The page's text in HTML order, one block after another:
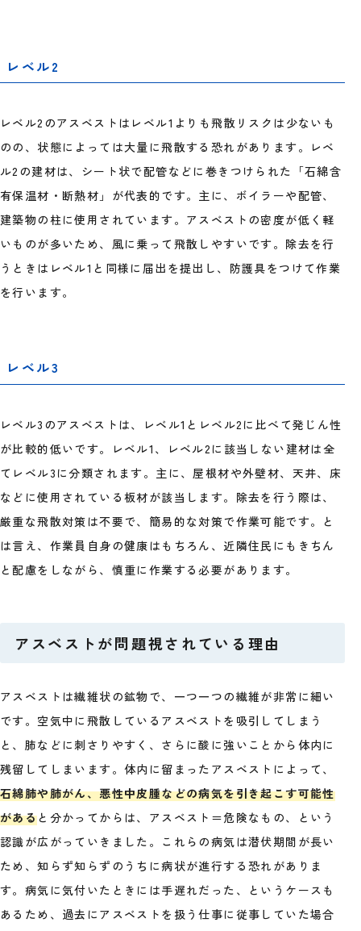
レベル2
レベル2のアスベストはレベル1よりも飛散リスクは少ないも
のの、状態によっては大量に飛散する恐れがあります。レベ
ル2の建材は、シート状で配管などに巻きつけられた「石綿含
有保温材・断熱材」が代表的です。主に、ボイラーや配管、
建築物の柱に使用されています。アスベストの密度が低く軽
いものが多いため、風に乗って飛散しやすいです。除去を行
うときはレベル1と同様に届出を提出し、防護具をつけて作業
を行います。
レベル3
レベル3のアスベストは、レベル1とレベル2に比べて発じん性
が比較的低いです。レベル1、レベル2に該当しない建材は全
てレベル3に分類されます。主に、屋根材や外壁材、天井、床
などに使用されている板材が該当します。除去を行う際は、
厳重な飛散対策は不要で、簡易的な対策で作業可能です。と
は言え、作業員自身の健康はもちろん、近隣住民にもきちん
と配慮をしながら、慎重に作業する必要があります。
アスベストが問題視されている理由
アスベストは繊維状の鉱物で、一つ一つの繊維が非常に細い
です。空気中に飛散しているアスベストを吸引してしまう
と、肺などに刺さりやすく、さらに酸に強いことから体内に
残留してしまいます。体内に留まったアスベストによって、
石綿肺や肺がん、悪性中皮腫などの病気を引き起こす可能性
があると分かってからは、アスベスト＝危険なもの、という
認識が広がっていきました。これらの病気は潜伏期間が長い
ため、知らず知らずのうちに病状が進行する恐れがありま
す。病気に気付いたときには手遅れだった、というケースも
あるため、過去にアスベストを扱う仕事に従事していた場合